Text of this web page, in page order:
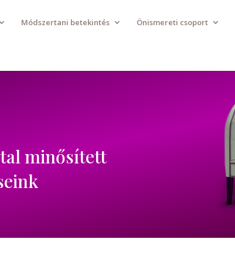
Módszertani betekintés Önismereti csoport
minősített